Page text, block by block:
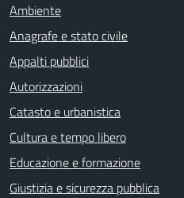
Ambiente
Anagrafe e stato civile
Appalti pubblici
Autorizzazioni
Catasto e urbanistica
Cultura e tempo libero
Educazione e formazione
Giustizia e sicurezza pubblica